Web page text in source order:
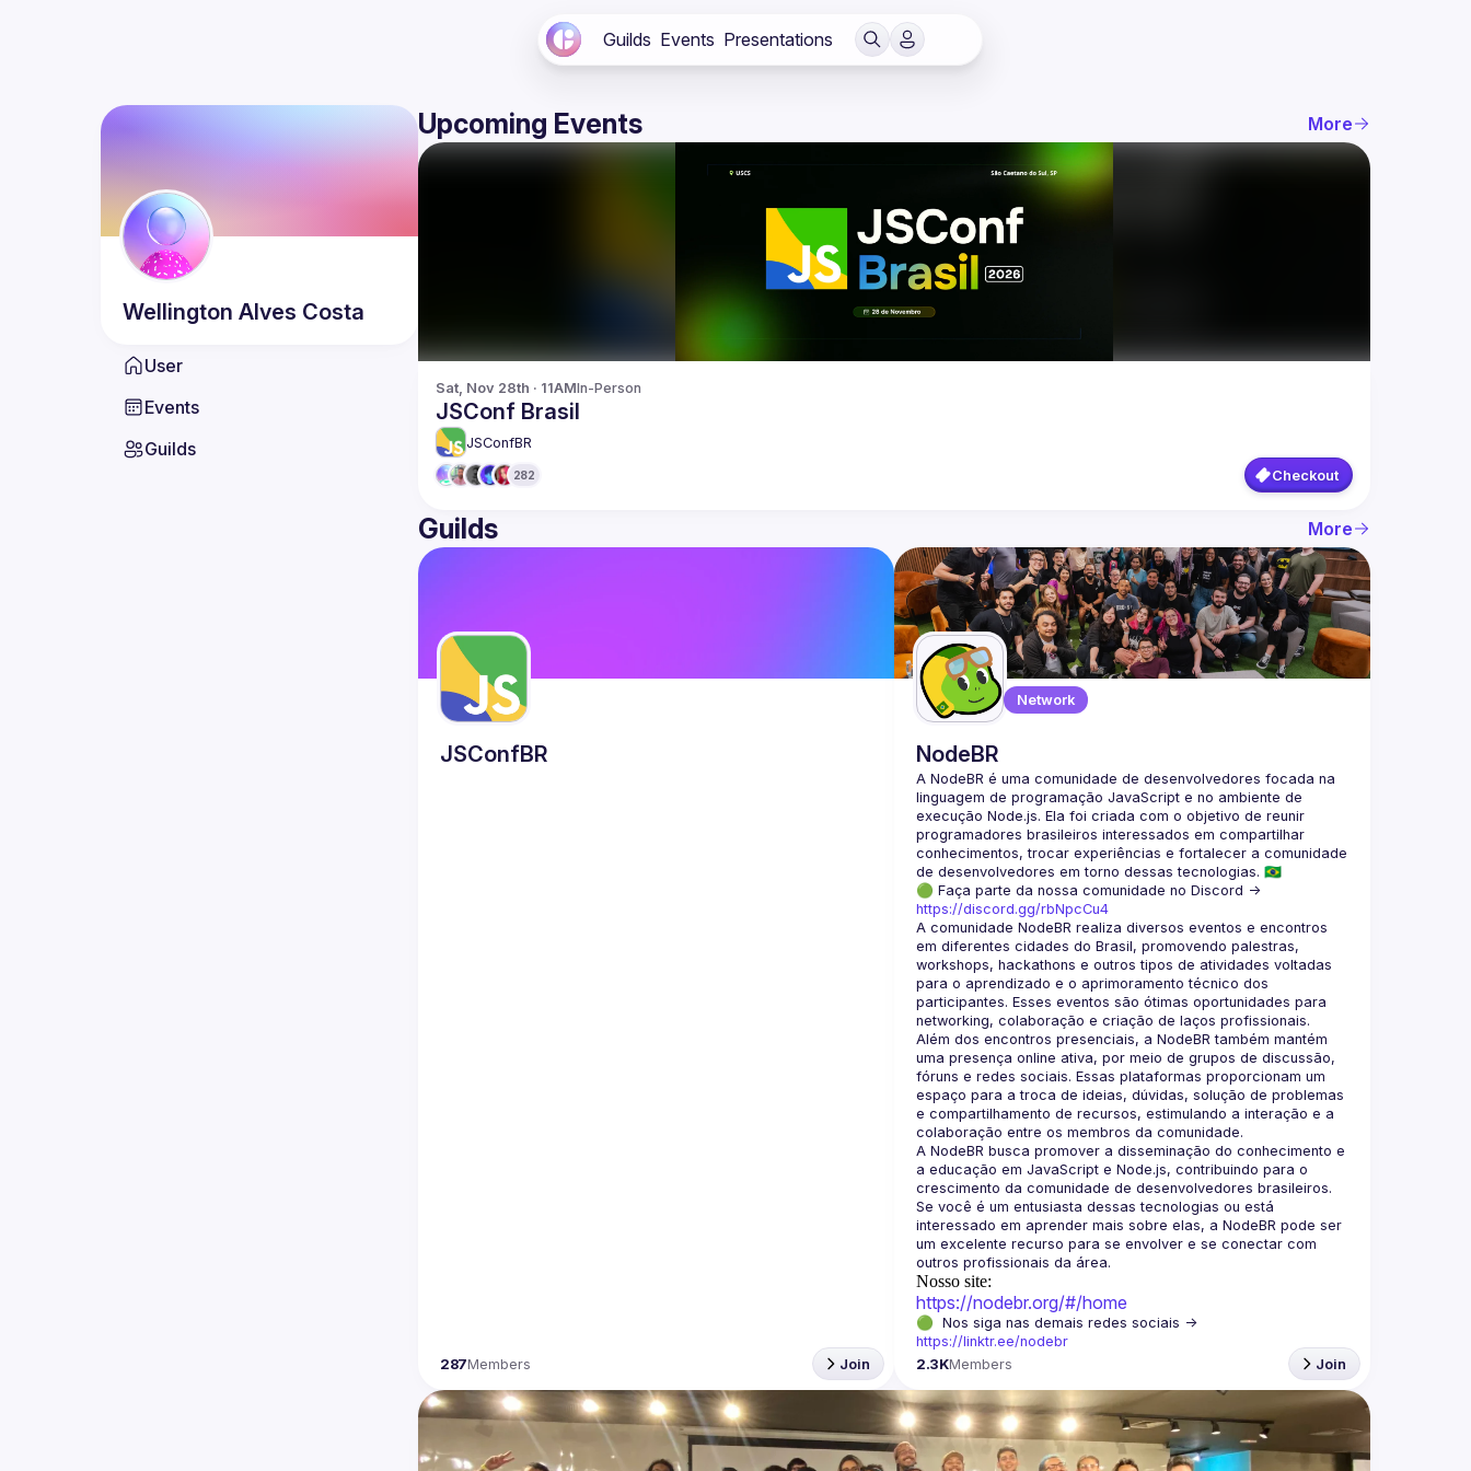
Guilds Events Presentations
Wellington Alves Costa
User
Events
Guilds
Upcoming Events More
Sat, Nov 28th · 11AMIn-Person
JSConf Brasil
JSConfBR
282 Checkout
Guilds More
JSConfBR
287Members Join
Network
NodeBR
A NodeBR é uma comunidade de desenvolvedores focada na
linguagem de programação JavaScript e no ambiente de
execução Node.js. Ela foi criada com o objetivo de reunir
programadores brasileiros interessados em compartilhar
conhecimentos, trocar experiências e fortalecer a comunidade
🟢 Faça parte da nossa comunidade no Discord ->
https://discord.gg/rbNpcCu4
A comunidade NodeBR realiza diversos eventos e encontros
em diferentes cidades do Brasil, promovendo palestras,
workshops, hackathons e outros tipos de atividades voltadas
para o aprendizado e o aprimoramento técnico dos
participantes. Esses eventos são ótimas oportunidades para
Além dos encontros presenciais, a NodeBR também mantém
uma presença online ativa, por meio de grupos de discussão,
fóruns e redes sociais. Essas plataformas proporcionam um
espaço para a troca de ideias, dúvidas, solução de problemas
e compartilhamento de recursos, estimulando a interação e a
A NodeBR busca promover a disseminação do conhecimento e
a educação em JavaScript e Node.js, contribuindo para o
crescimento da comunidade de desenvolvedores brasileiros.
Se você é um entusiasta dessas tecnologias ou está
interessado em aprender mais sobre elas, a NodeBR pode ser
um excelente recurso para se envolver e se conectar com
Nosso site:
https://nodebr.org/#/home
https://linktr.ee/nodebr
2.3KMembers Join